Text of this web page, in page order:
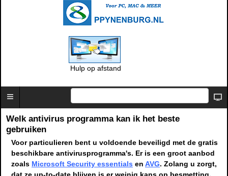
Hulp op afstand
Welk antivirus programma kan ik het beste
gebruiken
Voor particulieren bent u voldoende beveiligd met de gratis
beschikbare antivirusprogramma's. Er is een groot aanbod
zoals Microsoft Security essentials en AVG. Zolang u zorgt,